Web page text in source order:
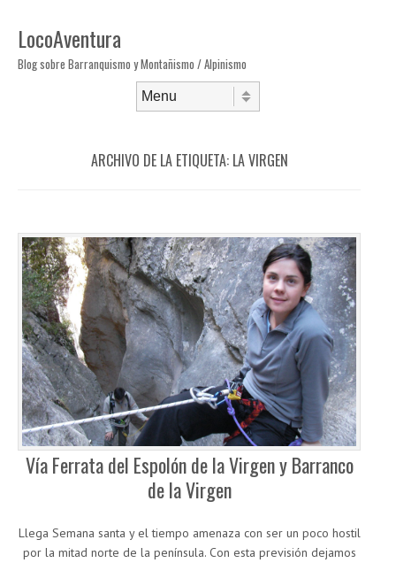
LocoAventura
Blog sobre Barranquismo y Montañismo / Alpinismo
ARCHIVO DE LA ETIQUETA: LA VIRGEN
Vía Ferrata del Espolón de la Virgen y Barranco
de la Virgen
Llega Semana santa y el tiempo amenaza con ser un poco hostil
por la mitad norte de la península. Con esta previsión dejamos